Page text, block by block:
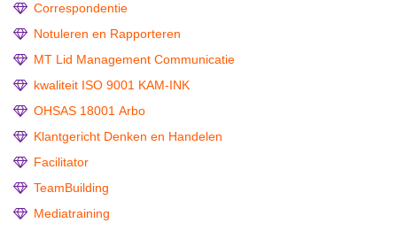
Correspondentie
Notuleren en Rapporteren
MT Lid Management Communicatie
kwaliteit ISO 9001 KAM-INK
OHSAS 18001 Arbo
Klantgericht Denken en Handelen
Facilitator
TeamBuilding
Mediatraining